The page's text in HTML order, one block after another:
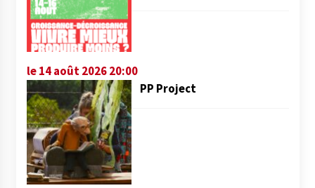
le 14 août 2026 20:00
PP Project